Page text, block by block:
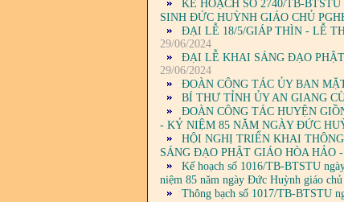
KẾ HOẠCH SỐ 2740/TB-
SINH ĐỨC HUỲNH GIÁO CHỦ
ĐẠI LỄ 18/5/GIÁP THÌN - LỄ
29/06/2024
ĐẠI LỄ KHAI SÁNG ĐẠO
29/06/2024
ĐOÀN CÔNG TÁC ỦY BAN
BÍ THƯ TỈNH ỦY AN GIANG
ĐOÀN CÔNG TÁC HUYỆN
- KỶ NIỆM 85 NĂM NGÀY ĐỨC
HỘI NGHỊ TRIỂN KHAI
SÁNG ĐẠO PHẬT GIÁO HÒA HẢO
Kế hoạch số 1016/TB-BTSTU
niệm 85 năm ngày Đức Huỳnh giáo
Thông bạch số 1017/TB-BTSTU